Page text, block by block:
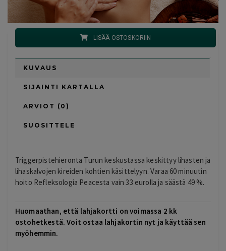
LISÄÄ OSTOSKORIIN
KUVAUS
SIJAINTI KARTALLA
ARVIOT (0)
SUOSITTELE
Triggerpistehieronta Turun keskustassa keskittyy lihasten ja
lihaskalvojen kireiden kohtien käsittelyyn. Varaa 60 minuutin
hoito Refleksologia Peacesta vain 33 eurolla ja säästä 49 %.
Huomaathan, että lahjakortti on voimassa 2 kk
ostohetkestä. Voit ostaa lahjakortin nyt ja käyttää sen
myöhemmin.